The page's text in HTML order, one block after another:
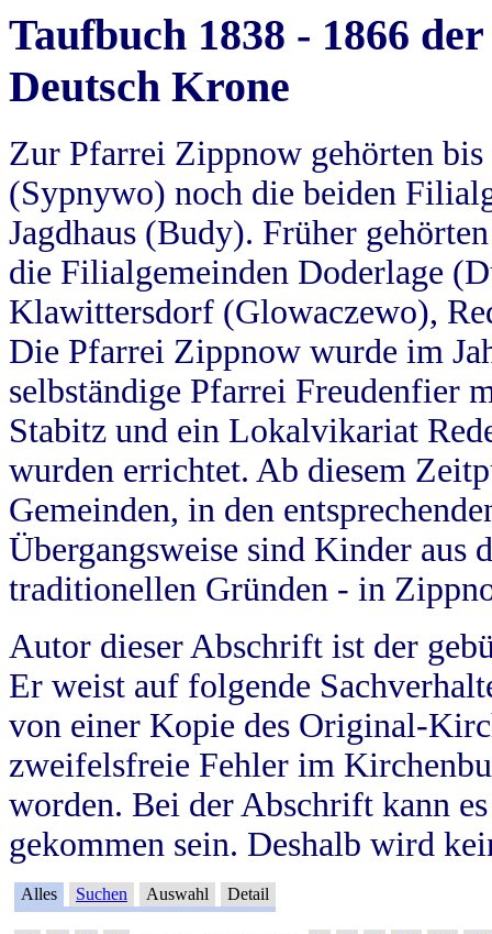
Taufbuch 1838 - 1866
Deutsch Krone
Zur Pfarrei Zippnow gehörten
(Sypnywo) noch die beiden
Jagdhaus (Budy). Früher
die Filialgemeinden Doderlage
Klawittersdorf (Glowaczewo),
Die Pfarrei Zippnow wurde im
selbständige Pfarrei Freudenfier
Stabitz und ein Lokalvikariat
wurden errichtet. Ab diesem
Gemeinden, in den
Übergangsweise sind Kinder aus
traditionellen Gründen - in
Autor dieser Abschrift ist der
Er weist auf folgende
von einer Kopie des Original-
zweifelsfreie Fehler im
worden. Bei der Abschrift kann
gekommen sein. Deshalb wird
Alles Suchen Auswahl Detail